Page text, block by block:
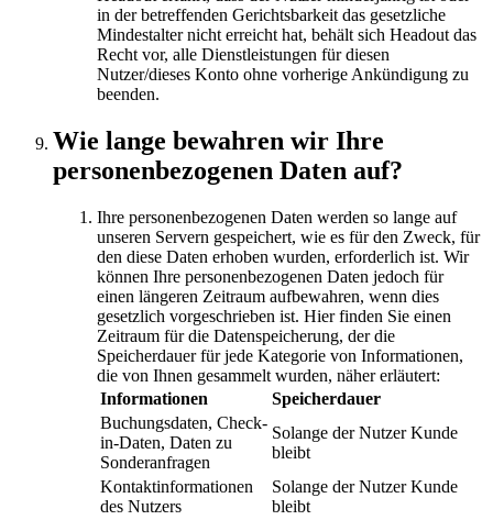
in der betreffenden Gerichtsbarkeit das gesetzliche
Mindestalter nicht erreicht hat, behält sich Headout das
Recht vor, alle Dienstleistungen für diesen
Nutzer/dieses Konto ohne vorherige Ankündigung zu
beenden.
Wie lange bewahren wir Ihre
personenbezogenen Daten auf?
Ihre personenbezogenen Daten werden so lange auf
unseren Servern gespeichert, wie es für den Zweck, für
den diese Daten erhoben wurden, erforderlich ist. Wir
können Ihre personenbezogenen Daten jedoch für
einen längeren Zeitraum aufbewahren, wenn dies
gesetzlich vorgeschrieben ist. Hier finden Sie einen
Zeitraum für die Datenspeicherung, der die
Speicherdauer für jede Kategorie von Informationen,
die von Ihnen gesammelt wurden, näher erläutert:
Informationen
Speicherdauer
Buchungsdaten, Check-
in-Daten, Daten zu
Sonderanfragen
Solange der Nutzer Kunde
bleibt
Kontaktinformationen
des Nutzers
Solange der Nutzer Kunde
bleibt